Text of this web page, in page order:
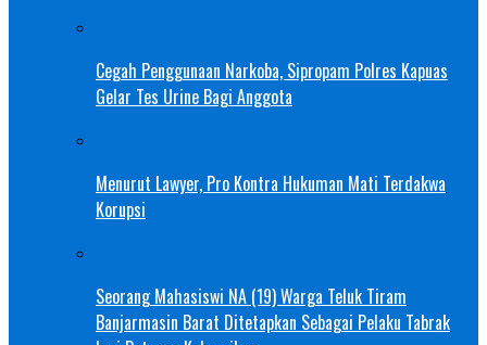
Cegah Penggunaan Narkoba, Sipropam Polres Kapuas
Gelar Tes Urine Bagi Anggota
Menurut Lawyer, Pro Kontra Hukuman Mati Terdakwa
Korupsi
Seorang Mahasiswi NA (19) Warga Teluk Tiram
Banjarmasin Barat Ditetapkan Sebagai Pelaku Tabrak